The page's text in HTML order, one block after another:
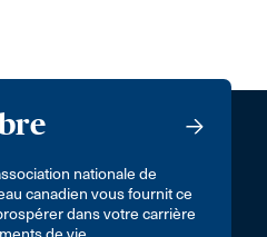
nationale de
canadien vous fournit ce
dans votre carrière